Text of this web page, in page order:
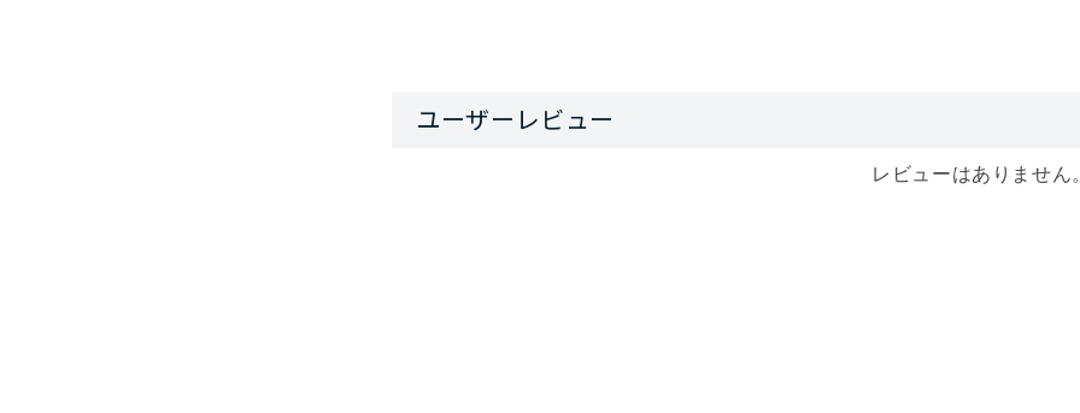
レビューはありません